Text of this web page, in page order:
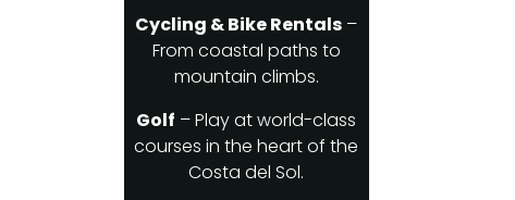
Cycling & Bike Rentals –
From coastal paths to
mountain climbs.
Golf – Play at world-class
courses in the heart of the
Costa del Sol.